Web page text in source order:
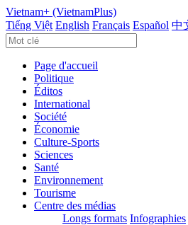
Vietnam+ (VietnamPlus)
Tiếng Việt English Français Español 中
Page d'accueil
Politique
Éditos
International
Société
Économie
Culture-Sports
Sciences
Santé
Environnement
Tourisme
Centre des médias
Longs formats Infographies